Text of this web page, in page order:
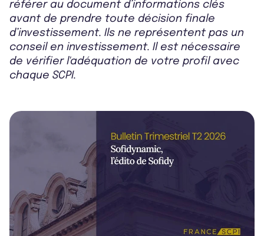
référer au document d’informations clés
avant de prendre toute décision finale
d’investissement. Ils ne représentent pas un
conseil en investissement. Il est nécessaire
de vérifier l'adéquation de votre profil avec
chaque SCPI.